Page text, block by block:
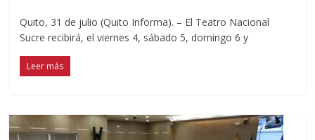
Quito, 31 de julio (Quito Informa). – El Teatro Nacional
Sucre recibirá, el viernes 4, sábado 5, domingo 6 y
Leer más